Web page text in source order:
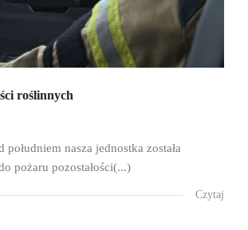
roślinnych
nasza jednostka została
pożaru pozostałości(...)
Czytaj